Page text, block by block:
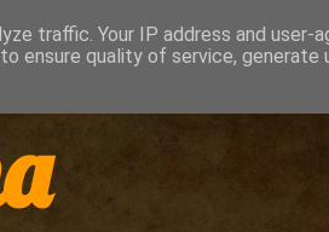
traffic. Your IP address and user-
ensure quality of service, generate